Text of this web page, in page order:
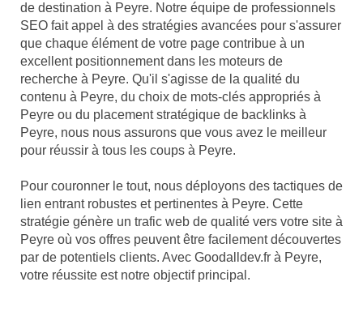
de destination à Peyre. Notre équipe de professionnels
SEO fait appel à des stratégies avancées pour s'assurer
que chaque élément de votre page contribue à un
excellent positionnement dans les moteurs de
recherche à Peyre. Qu'il s'agisse de la qualité du
contenu à Peyre, du choix de mots-clés appropriés à
Peyre ou du placement stratégique de backlinks à
Peyre, nous nous assurons que vous avez le meilleur
pour réussir à tous les coups à Peyre.
Pour couronner le tout, nous déployons des tactiques de
lien entrant robustes et pertinentes à Peyre. Cette
stratégie génère un trafic web de qualité vers votre site à
Peyre où vos offres peuvent être facilement découvertes
par de potentiels clients. Avec Goodalldev.fr à Peyre,
votre réussite est notre objectif principal.